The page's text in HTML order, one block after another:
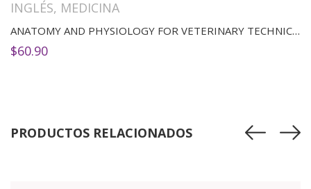
INGLÉS, MEDICINA
ANATOMY AND PHYSIOLOGY FOR VETERINARY TECHNICIANS AND NURSES
$60.90
PRODUCTOS RELACIONADOS